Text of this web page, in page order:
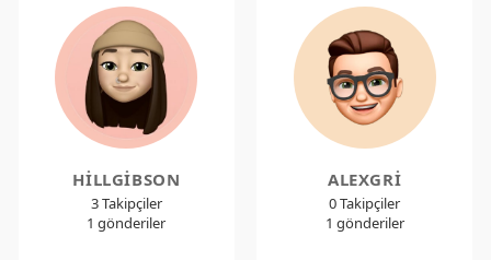
HILLGIBSON
3 Takipçiler
1 gönderiler
ALEXGRI
0 Takipçiler
1 gönderiler